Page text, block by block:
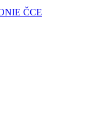
ČCE